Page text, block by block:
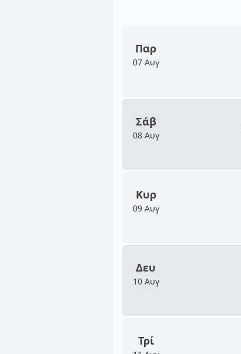
Παρ
07 Αυγ
Σάβ
08 Αυγ
Κυρ
09 Αυγ
Δευ
10 Αυγ
Τρί